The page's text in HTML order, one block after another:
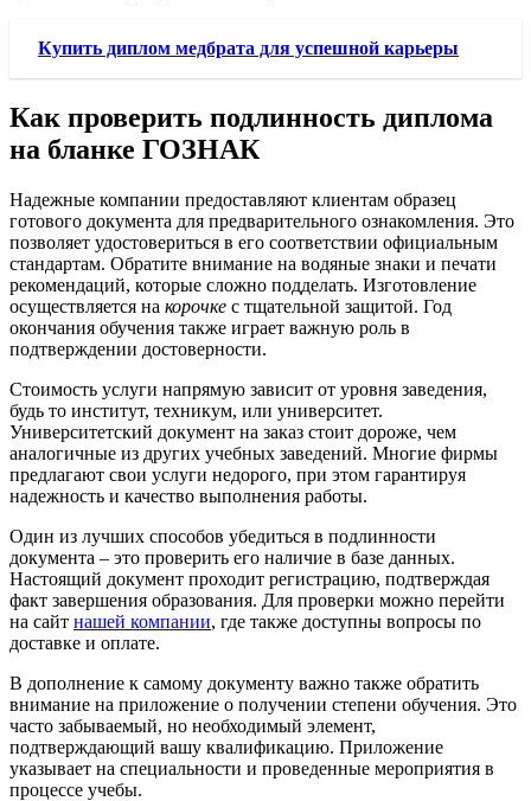
Купить диплом медбрата для успешной карьеры
Как проверить подлинность диплома
на бланке ГОЗНАК
Надежные компании предоставляют клиентам образец
готового документа для предварительного ознакомления. Это
позволяет удостовериться в его соответствии официальным
стандартам. Обратите внимание на водяные знаки и печати
рекомендаций, которые сложно подделать. Изготовление
осуществляется на корочке с тщательной защитой. Год
окончания обучения также играет важную роль в
подтверждении достоверности.
Стоимость услуги напрямую зависит от уровня заведения,
будь то институт, техникум, или университет.
Университетский документ на заказ стоит дороже, чем
аналогичные из других учебных заведений. Многие фирмы
предлагают свои услуги недорого, при этом гарантируя
надежность и качество выполнения работы.
Один из лучших способов убедиться в подлинности
документа – это проверить его наличие в базе данных.
Настоящий документ проходит регистрацию, подтверждая
факт завершения образования. Для проверки можно перейти
на сайт нашей компании, где также доступны вопросы по
доставке и оплате.
В дополнение к самому документу важно также обратить
внимание на приложение о получении степени обучения. Это
часто забываемый, но необходимый элемент,
подтверждающий вашу квалификацию. Приложение
указывает на специальности и проведенные мероприятия в
процессе учебы.